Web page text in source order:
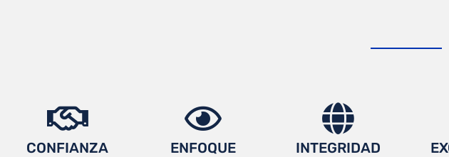
CONFIANZA ENFOQUE INTEGRIDAD